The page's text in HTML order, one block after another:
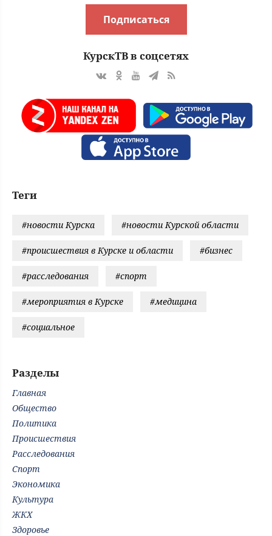
Подписаться
КурскТВ в соцсетях
Теги
#новости Курска #новости Курской области
#происшествия в Курске и области #бизнес
#расследования #спорт
#мероприятия в Курске #медицина
#социальное
Разделы
Главная
Общество
Политика
Происшествия
Расследования
Спорт
Экономика
Культура
ЖКХ
Здоровье